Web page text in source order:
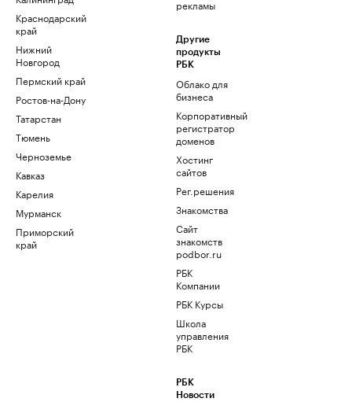
Краснодарский
край
Нижний
Новгород
Пермский край
Ростов-на-Дону
Татарстан
Тюмень
Черноземье
Кавказ
Карелия
Мурманск
Приморский
край
рекламы
Другие
продукты
РБК
Облако для
бизнеса
Корпоративный
регистратор
доменов
Хостинг
сайтов
Рег.решения
Знакомства
Сайт
знакомств
podbor.ru
РБК
Компании
РБК Курсы
Школа
управления
РБК
РБК
Новости